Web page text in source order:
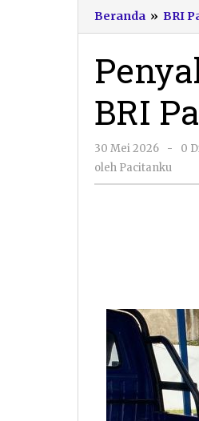
Beranda » BRI
BRI
30 Mei 2026
oleh
-
0
oleh Pacitanku